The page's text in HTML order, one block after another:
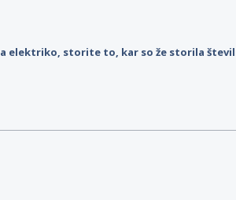
elektriko, storite to, kar so že storila